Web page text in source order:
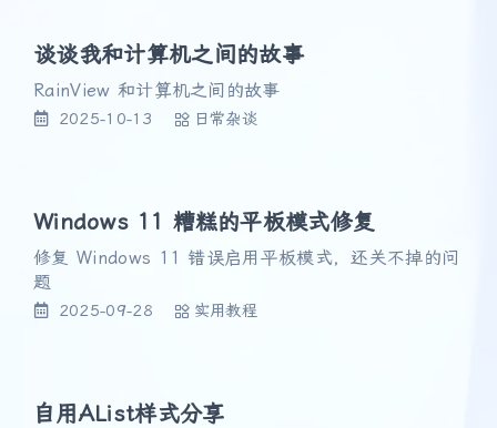
谈谈我和计算机之间的故事
RainView 和计算机之间的故事
2025-10-13 日常杂谈
Windows 11 糟糕的平板模式修复
修复 Windows 11 错误启用平板模式，还关不掉的问
题
2025-09-28 实用教程
自用AList样式分享